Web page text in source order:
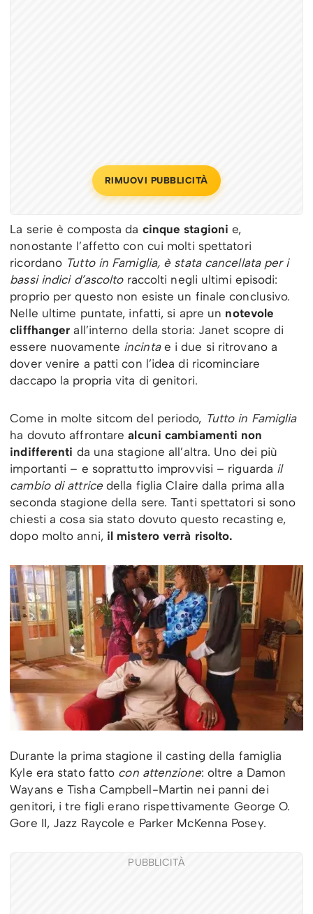
RIMUOVI PUBBLICITÀ
La serie è composta da cinque stagioni e,
nonostante l’affetto con cui molti spettatori
ricordano Tutto in Famiglia, è stata cancellata per i
bassi indici d’ascoltoraccolti negli ultimi episodi:
proprio per questo non esiste un finale conclusivo.
Nelle ultime puntate, infatti, si apre un notevole
cliffhangerall’interno della storia: Janet scopre di
essere nuovamente incintae i due si ritrovano a
dover venire a patti con l’idea di ricominciare
daccapo la propria vita di genitori.
Come in molte sitcom del periodo, Tutto in Famiglia
ha dovuto affrontarealcuni cambiamenti non
indifferenti da una stagione all’altra. Uno dei più
importanti – e soprattutto improvvisi – riguarda il
cambio di attricedella figlia Claire dalla prima alla
seconda stagione della sere. Tanti spettatori si sono
chiesti a cosa sia stato dovuto questo recasting e,
dopo molto anni, il mistero verrà risolto.
Durante la prima stagione il casting della famiglia
Kyle era stato fatto con attenzione: oltre a Damon
Wayans e Tisha Campbell-Martin nei panni dei
genitori, i tre figli erano rispettivamente George O.
Gore II, Jazz Raycole e Parker McKenna Posey.
PUBBLICITÀ